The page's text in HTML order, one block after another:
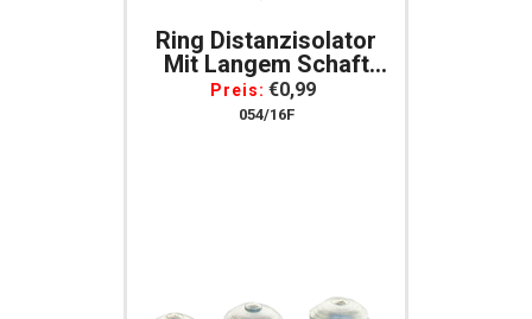
Ring Distanzisolator
Mit Langem Schaft
Isolator Mit Langem
Schaft
Preis: €0,99
054/16F